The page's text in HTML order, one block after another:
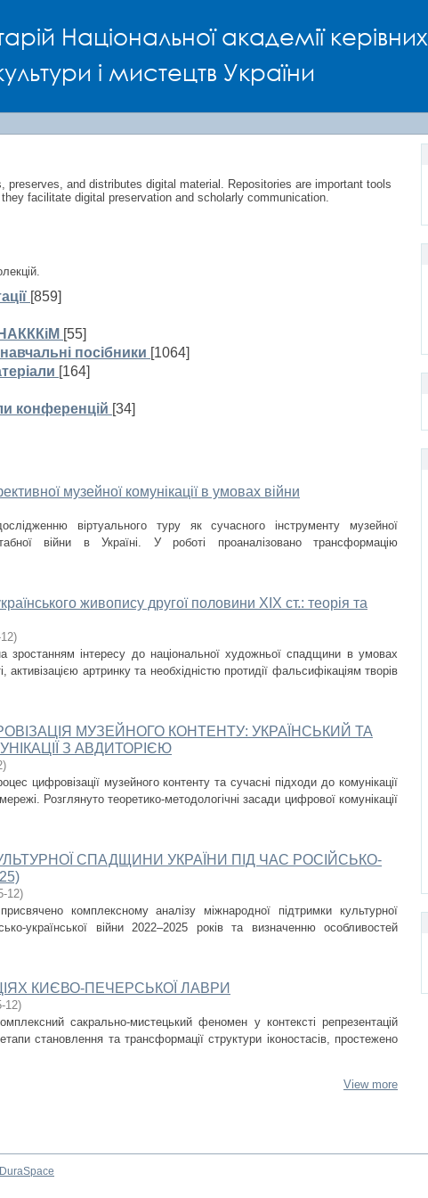
Національної академії керівних
і мистецтв України
preserves, and distributes digital material. Repositories are important tools
facilitate digital preservation and scholarly communication.
[859]
[55]
посібники [1064]
[164]
конференцій [34]
музейної комунікації в умовах війни
віртуального туру як сучасного інструменту музейної
війни в Україні. У роботі проаналізовано трансформацію
живопису другої половини ХІХ ст.: теорія та
)
зростанням інтересу до національної художньої спадщини в умовах
активізацією артринку та необхідністю протидії фальсифікаціям творів
МУЗЕЙНОГО КОНТЕНТУ: УКРАЇНСЬКИЙ ТА
З АВДИТОРІЄЮ
)
цифровізації музейного контенту та сучасні підходи до комунікації
Розглянуто теоретико-методологічні засади цифрової комунікації
СПАДЩИНИ УКРАЇНИ ПІД ЧАС РОСІЙСЬКО-
12)
комплексному аналізу міжнародної підтримки культурної
української війни 2022–2025 років та визначенню особливостей
КИЄВО-ПЕЧЕРСЬКОЇ ЛАВРИ
12)
сакрально-мистецький феномен у контексті репрезентацій
становлення та трансформації структури іконостасів, простежено
View more
DuraSpace